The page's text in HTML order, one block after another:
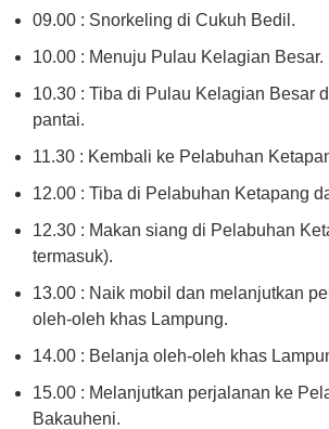
09.00 : Snorkeling di Cukuh Bedil.
10.00 : Menuju Pulau Kelagian Besar.
10.30 : Tiba di Pulau Kelagian Besar
pantai.
11.30 : Kembali ke Pelabuhan
12.00 : Tiba di Pelabuhan Ketapang
12.30 : Makan siang di Pelabuhan
termasuk).
13.00 : Naik mobil dan melanjutkan
oleh-oleh khas Lampung.
14.00 : Belanja oleh-oleh khas
15.00 : Melanjutkan perjalanan ke
Bakauheni.